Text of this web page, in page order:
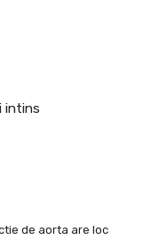
intins
de aorta are loc